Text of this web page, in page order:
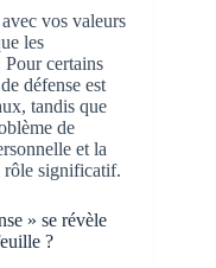
vos valeurs
les
Pour certains
défense est
tandis que
de
et la
rôle significatif.
» se révèle
?